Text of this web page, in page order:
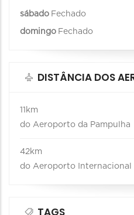
sábado Fechado
domingo Fechado
DISTÂNCIA DOS
11km
do Aeroporto da Pampulha
42km
do Aeroporto Internacional
TAGS